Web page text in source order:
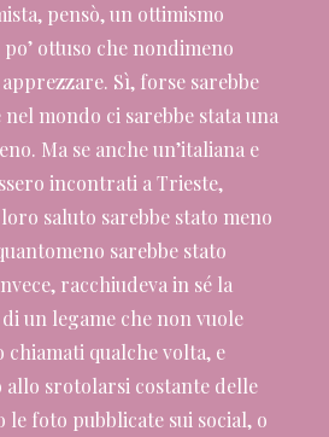
pensò, un ottimismo
ottuso che nondimeno
Sì, forse sarebbe
mondo ci sarebbe stata una
Ma se anche un’italiana e
incontrati a Trieste,
saluto sarebbe stato meno
sarebbe stato
racchiudeva in sé la
un legame che non vuole
chiamati qualche volta, e
allo srotolarsi costante delle
foto pubblicate sui social, o